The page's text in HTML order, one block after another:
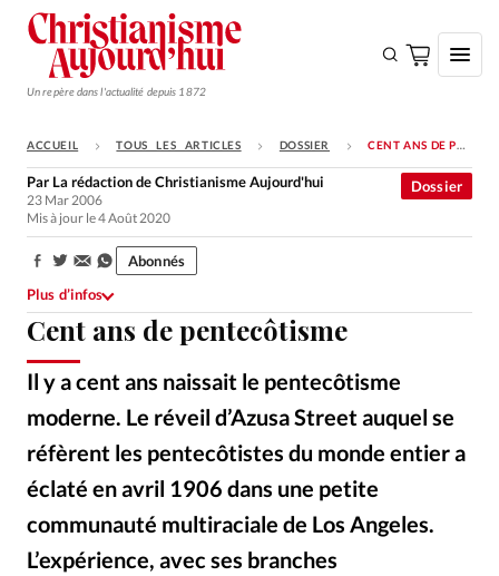
Un repère dans l'actualité depuis 1872
S'ABONNER
Monde
Opinions
Tous les articles
Faire un don
Emploi
Se connecter
Édition: Internationale
ACCUEIL TOUS LES ARTICLES DOSSIER CENT ANS DE PENTECÔTISME
Cent ans de pentecôtisme
Il y a cent ans naissait le pentecôtisme
moderne. Le réveil d’Azusa Street auquel se
réfèrent les pentecôtistes du monde entier a
éclaté en avril 1906 dans une petite
communauté multiraciale de Los Angeles.
L’expérience, avec ses branches
Dossier
Par La rédaction de Christianisme Aujourd'hui
23 Mar 2006
Mis à jour le 4 Août 2020
Partager:
Abonnés
Plus d’infos